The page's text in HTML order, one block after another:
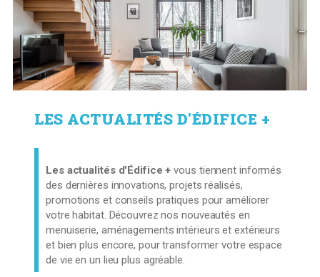
LES ACTUALITÉS D'ÉDIFICE +
Les actualités d'Édifice + vous tiennent informés
des dernières innovations, projets réalisés,
promotions et conseils pratiques pour améliorer
votre habitat. Découvrez nos nouveautés en
menuiserie, aménagements intérieurs et extérieurs
et bien plus encore, pour transformer votre espace
de vie en un lieu plus agréable.